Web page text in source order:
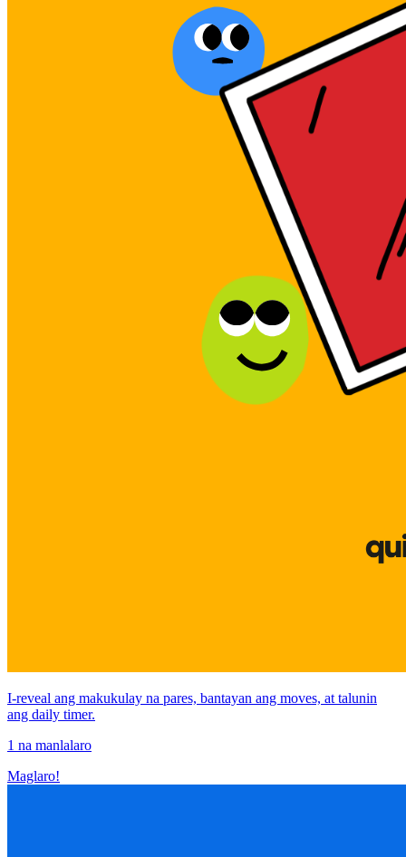
I-reveal ang makukulay na pares, bantayan ang moves, at talunin
ang daily timer.
1 na manlalaro
Maglaro!